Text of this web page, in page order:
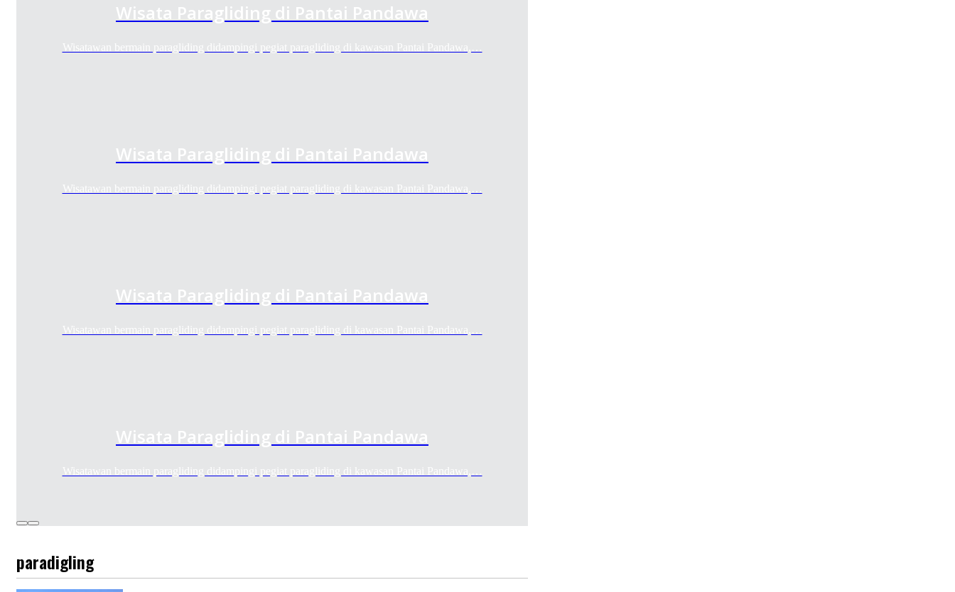
Wisata Paragliding di Pantai Pandawa
Wisatawan bermain paragliding didampingi pegiat paragliding di kawasan Pantai Pandawa,…
Wisata Paragliding di Pantai Pandawa
Wisatawan bermain paragliding didampingi pegiat paragliding di kawasan Pantai Pandawa,…
Wisata Paragliding di Pantai Pandawa
Wisatawan bermain paragliding didampingi pegiat paragliding di kawasan Pantai Pandawa,…
Wisata Paragliding di Pantai Pandawa
Wisatawan bermain paragliding didampingi pegiat paragliding di kawasan Pantai Pandawa,…
paradigling